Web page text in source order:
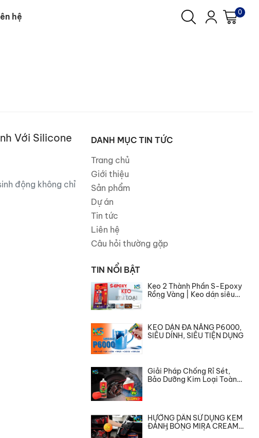
hệ 0
Với Silicone
động không chỉ
DANH MỤC TIN TỨC
Trang chủ
Giới thiệu
Sản phẩm
Dự án
Tin tức
Liên hệ
Câu hỏi thường gặp
TIN NỔI BẬT
Keo 2 Thành Phần S-Epoxy
Rồng Vàng | Keo dán siêu
KEO DÁN ĐA NĂNG P6000,
SIÊU DÍNH, SIÊU TIỆN DỤNG
Giải Pháp Chống Rỉ Sét,
Bảo Dưỡng Kim Loại Toàn
HƯỚNG DẪN SỬ DỤNG KEM
ĐÁNH BÓNG MIRA CREAM